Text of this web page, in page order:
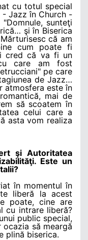
cu totul special
Jazz în Church -
sunteţi
şi în Biserica
că am
cum poate fi
cred că va fi un
care am fost
pe care
de Jazz…
atmosfera este în
mai de
să scoatem în
celui care a
asta vom realiza
şi Autoritatea
Este un
în momentul în
liberă la acest
poate, cine are
cu intrare liberă?
public special,
să meargă
plină biserica.